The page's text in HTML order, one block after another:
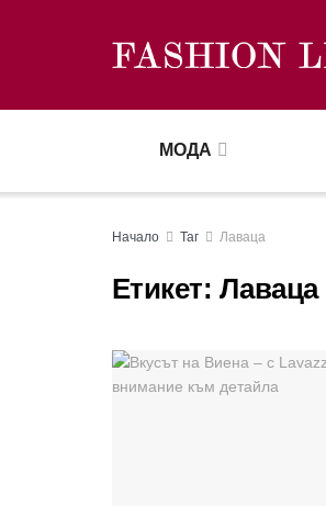
МОДА
Начало Таг Лаваца
Етикет: Лаваца